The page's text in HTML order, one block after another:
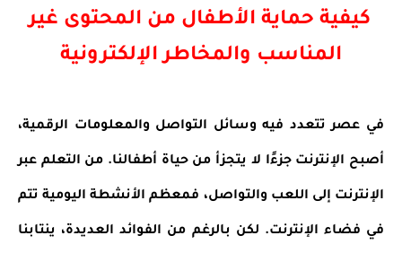
كيفية حماية الأطفال من المحتوى غير
المناسب والمخاطر الإلكترونية
في عصر تتعدد فيه وسائل التواصل والمعلومات الرقمية،
أصبح الإنترنت جزءًا لا يتجزأ من حياة أطفالنا. من التعلم عبر
الإنترنت إلى اللعب والتواصل، فمعظم الأنشطة اليومية تتم
في فضاء الإنترنت. لكن بالرغم من الفوائد العديدة، ينتابنا